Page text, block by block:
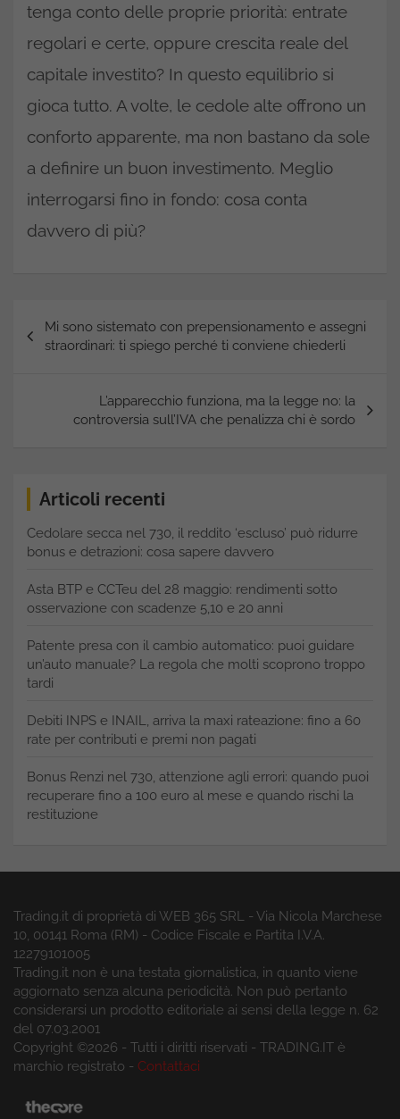
tenga conto delle proprie priorità: entrate
regolari e certe, oppure crescita reale del
capitale investito? In questo equilibrio si
gioca tutto. A volte, le cedole alte offrono un
conforto apparente, ma non bastano da sole
a definire un buon investimento. Meglio
interrogarsi fino in fondo: cosa conta
davvero di più?
articoli
Mi sono sistemato con prepensionamento e assegni
straordinari: ti spiego perché ti conviene chiederli
L’apparecchio funziona, ma la legge no: la
controversia sull’IVA che penalizza chi è sordo
Articoli recenti
Cedolare secca nel 730, il reddito ‘escluso’ può ridurre
bonus e detrazioni: cosa sapere davvero
Asta BTP e CCTeu del 28 maggio: rendimenti sotto
osservazione con scadenze 5,10 e 20 anni
Patente presa con il cambio automatico: puoi guidare
un’auto manuale? La regola che molti scoprono troppo
tardi
Debiti INPS e INAIL, arriva la maxi rateazione: fino a 60
rate per contributi e premi non pagati
Bonus Renzi nel 730, attenzione agli errori: quando puoi
recuperare fino a 100 euro al mese e quando rischi la
restituzione
Trading.it di proprietà di WEB 365 SRL - Via Nicola Marchese
10, 00141 Roma (RM) - Codice Fiscale e Partita I.V.A.
12279101005
Trading.it non è una testata giornalistica, in quanto viene
aggiornato senza alcuna periodicità. Non può pertanto
considerarsi un prodotto editoriale ai sensi della legge n. 62
del 07.03.2001
Copyright ©2026 - Tutti i diritti riservati - TRADING.IT è
marchio registrato - Contattaci